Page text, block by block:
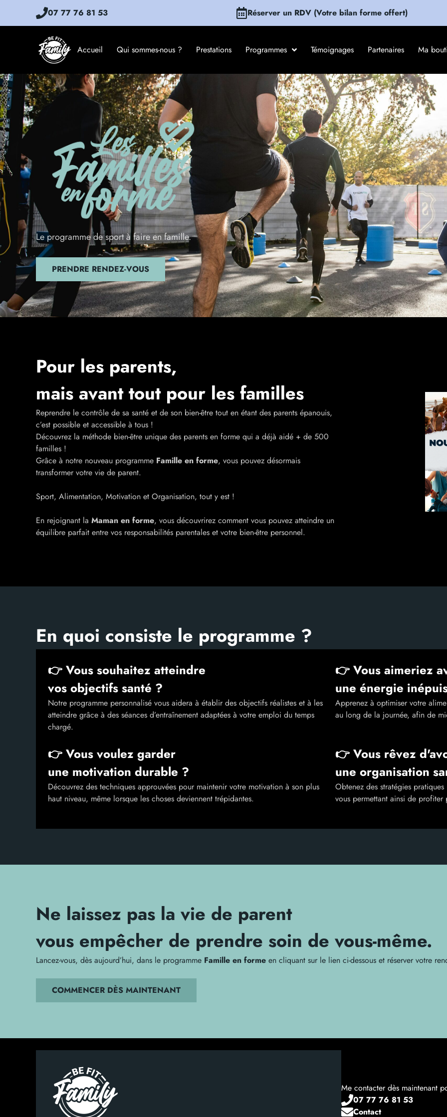
07 77 76 81 53 Réserver un RDV (Votre bilan forme offert)
Accueil Qui sommes-nous ? Prestations Programmes Témoignages Partenaires Ma
Le programme de sport à faire en famille.
PRENDRE RENDEZ-VOUS
Pour les parents,
mais avant tout pour les familles
Reprendre le contrôle de sa santé et de son bien-être tout en étant des parents épanouis,
c’est possible et accessible à tous !
Découvrez la méthode bien-être unique des parents en forme qui a déjà aidé + de 500
familles !
Grâce à notre nouveau programme Famille en forme, vous pouvez désormais
transformer votre vie de parent.
Sport, Alimentation, Motivation et Organisation, tout y est !
En rejoignant la Maman en forme, vous découvrirez comment vous pouvez atteindre un
équilibre parfait entre vos responsabilités parentales et votre bien-être personnel.
En quoi consiste le programme ?
👉 Vous souhaitez atteindre
vos objectifs santé ?
Notre programme personnalisé vous aidera à établir des objectifs réalistes et à les
atteindre grâce à des séances d’entraînement adaptées à votre emploi du temps
chargé.
👉 Vous aimeriez
une énergie
Apprenez à optimiser votre
au long de la journée, afin de
👉 Vous voulez garder
une motivation durable ?
Découvrez des techniques approuvées pour maintenir votre motivation à son plus
haut niveau, même lorsque les choses deviennent trépidantes.
👉 Vous rêvez
une organisation
Obtenez des stratégies
vous permettant ainsi de
Ne laissez pas la vie de parent
vous empêcher de prendre soin de vous-même.
Lancez-vous, dès aujourd’hui, dans le programme Famille en forme en cliquant sur le lien ci-dessous et réserver votre
COMMENCER DÈS MAINTENANT
Me contacter dès maintenant
07 77 76 81 53
Contact